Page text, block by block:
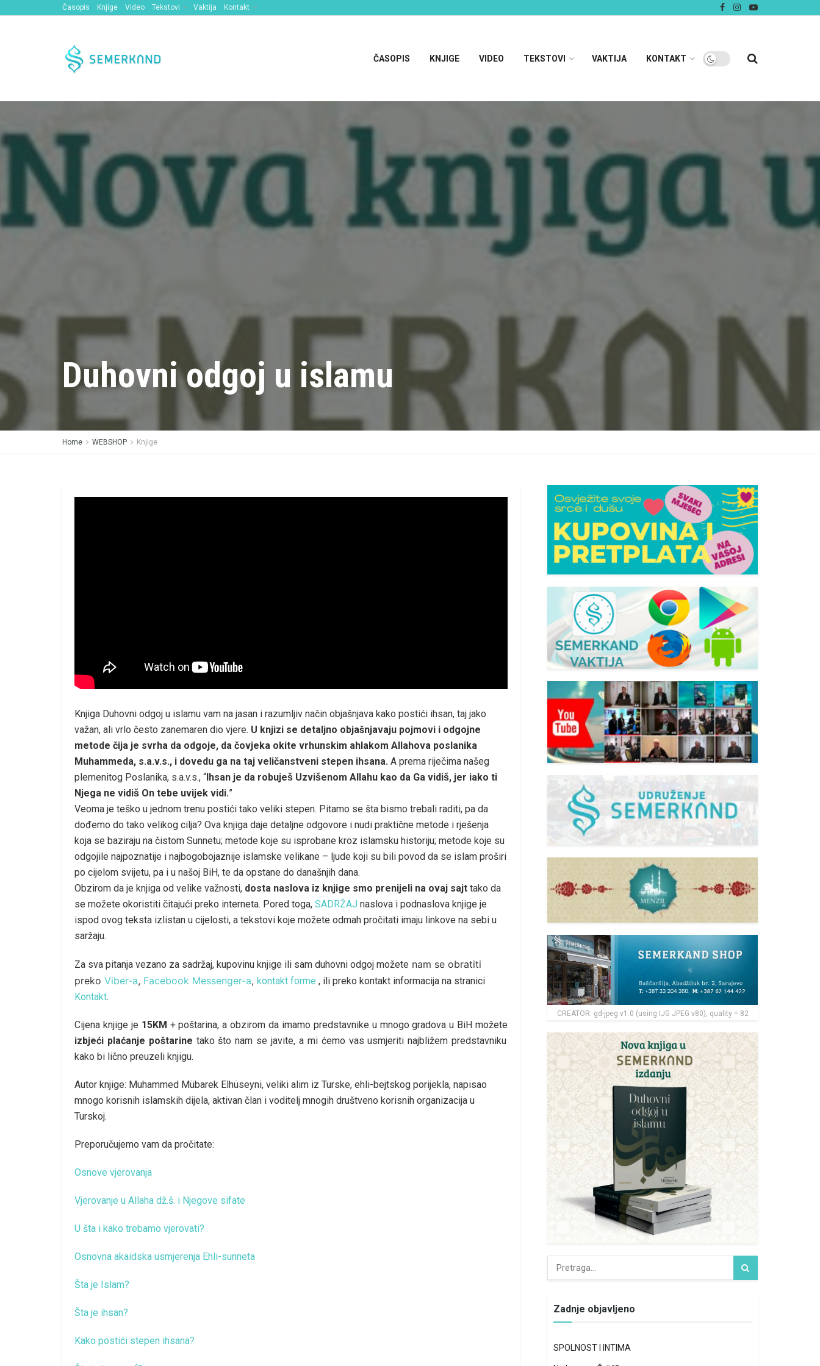
Časopis Knjige Video Tekstovi Vaktija Kontakt
ČASOPIS KNJIGE VIDEO TEKSTOVI VAKTIJA KONTAKT
Duhovni odgoj u islamu
Home WEBSHOP Knjige
Knjiga Duhovni odgoj u islamu vam na jasan i razumljiv način objašnjava kako postići ihsan, taj jako
važan, ali vrlo često zanemaren dio vjere. U knjizi se detaljno objašnjavaju pojmovi i odgojne
metode čija je svrha da odgoje, da čovjeka okite vrhunskim ahlakom Allahova poslanika
Muhammeda, s.a.v.s., i dovedu ga na taj veličanstveni stepen ihsana. A prema riječima našeg
plemenitog Poslanika, s.a.v.s., “Ihsan je da robuješ Uzvišenom Allahu kao da Ga vidiš, jer iako ti
Njega ne vidiš On tebe uvijek vidi.”
Veoma je teško u jednom trenu postići tako veliki stepen. Pitamo se šta bismo trebali raditi, pa da
dođemo do tako velikog cilja? Ova knjiga daje detaljne odgovore i nudi praktične metode i rješenja
koja se baziraju na čistom Sunnetu; metode koje su isprobane kroz islamsku historiju; metode koje su
odgojile najpoznatije i najbogobojaznije islamske velikane – ljude koji su bili povod da se islam proširi
po cijelom svijetu, pa i u našoj BiH, te da opstane do današnjih dana.
Obzirom da je knjiga od velike važnosti, dosta naslova iz knjige smo prenijeli na ovaj sajt tako da
se možete okoristiti čitajući preko interneta. Pored toga, SADRŽAJ naslova i podnaslova knjige je
ispod ovog teksta izlistan u cijelosti, a tekstovi koje možete odmah pročitati imaju linkove na sebi u
saržaju.
Za sva pitanja vezano za sadržaj, kupovinu knjige ili sam duhovni odgoj možete nam se obratiti
preko Viber-a, Facebook Messenger-a, kontakt forme , ili preko kontakt informacija na stranici
Kontakt.
Cijena knjige je 15KM + poštarina, a obzirom da imamo predstavnike u mnogo gradova u BiH možete
izbjeći plaćanje poštarine tako što nam se javite, a mi ćemo vas usmjeriti najbližem predstavniku
kako bi lično preuzeli knjigu.
Autor knjige: Muhammed Mübarek Elhüseyni, veliki alim iz Turske, ehli-bejtskog porijekla, napisao
mnogo korisnih islamskih dijela, aktivan član i voditelj mnogih društveno korisnih organizacija u
Turskoj.
Preporučujemo vam da pročitate:
Osnove vjerovanja
Vjerovanje u Allaha dž.š. i Njegove sifate
U šta i kako trebamo vjerovati?
Osnovna akaidska usmjerenja Ehli-sunneta
Šta je Islam?
Šta je ihsan?
Kako postići stepen ihsana?
CREATOR: gd-jpeg v1.0 (using IJG JPEG v80), quality = 82
Zadnje objavljeno
SPOLNOST I INTIMA